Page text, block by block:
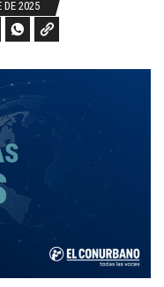
DE 2025
WhatsApp Copy link